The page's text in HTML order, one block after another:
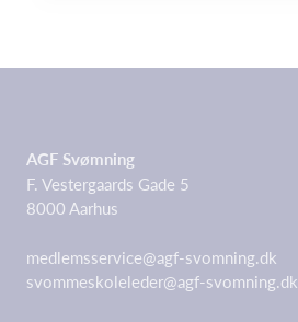
AGF Svømning
F. Vestergaards Gade 5
8000 Aarhus
medlemsservice@agf-svomning.dk
svommeskoleleder@agf-svomning.dk